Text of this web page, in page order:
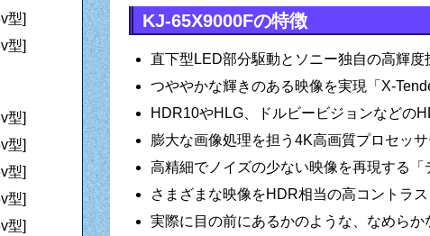
KJ-65X9000Fの特徴
直下型LED部分駆動とソニー独自の高輝
つややかな輝きのある映像を実現「X-
HDR10やHLG、ドルビービジョンなどの
膨大な画像処理を担う4K高画質プロセッ
高精細でノイズの少ない映像を再現する「
さまざまな映像をHDR相当の高コントラ
実際に目の前にあるかのような、なめら
型]
型]
型]
型]
型]
型]
型]